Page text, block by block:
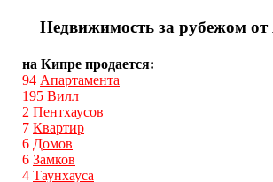
Недвижимость за рубежом от
на Кипре продается:
94 Апартамента
195 Вилл
2 Пентхаусов
7 Квартир
6 Домов
6 Замков
4 Таунхауса